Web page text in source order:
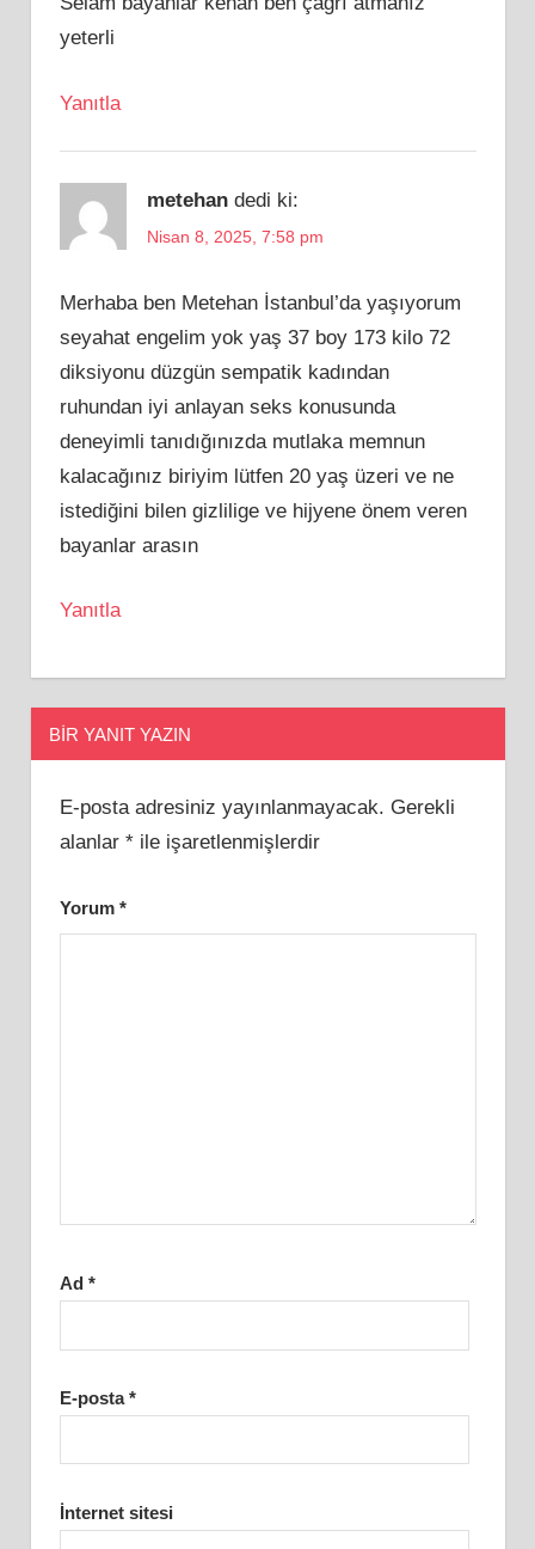
yeterli
Yanıtla
metehan dedi ki:
Nisan 8, 2025, 7:58 pm
Merhaba ben Metehan İstanbul’da yaşıyorum
seyahat engelim yok yaş 37 boy 173 kilo 72
diksiyonu düzgün sempatik kadından
ruhundan iyi anlayan seks konusunda
deneyimli tanıdığınızda mutlaka memnun
kalacağınız biriyim lütfen 20 yaş üzeri ve ne
istediğini bilen gizlilige ve hijyene önem veren
bayanlar arasın
Yanıtla
BIR YANIT YAZIN
E-posta adresiniz yayınlanmayacak. Gerekli
alanlar *ile işaretlenmişlerdir
Yorum *
Ad *
E-posta*
İnternet sitesi